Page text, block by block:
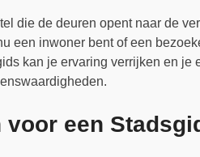
die de deuren opent naar de
een inwoner bent of een
kan je ervaring verrijken en je
voor een